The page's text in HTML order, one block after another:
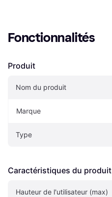
Fonctionnalités
Produit
Nom du produit
Marque
Type
Caractéristiques du produit
Hauteur de l'utilisateur (max)